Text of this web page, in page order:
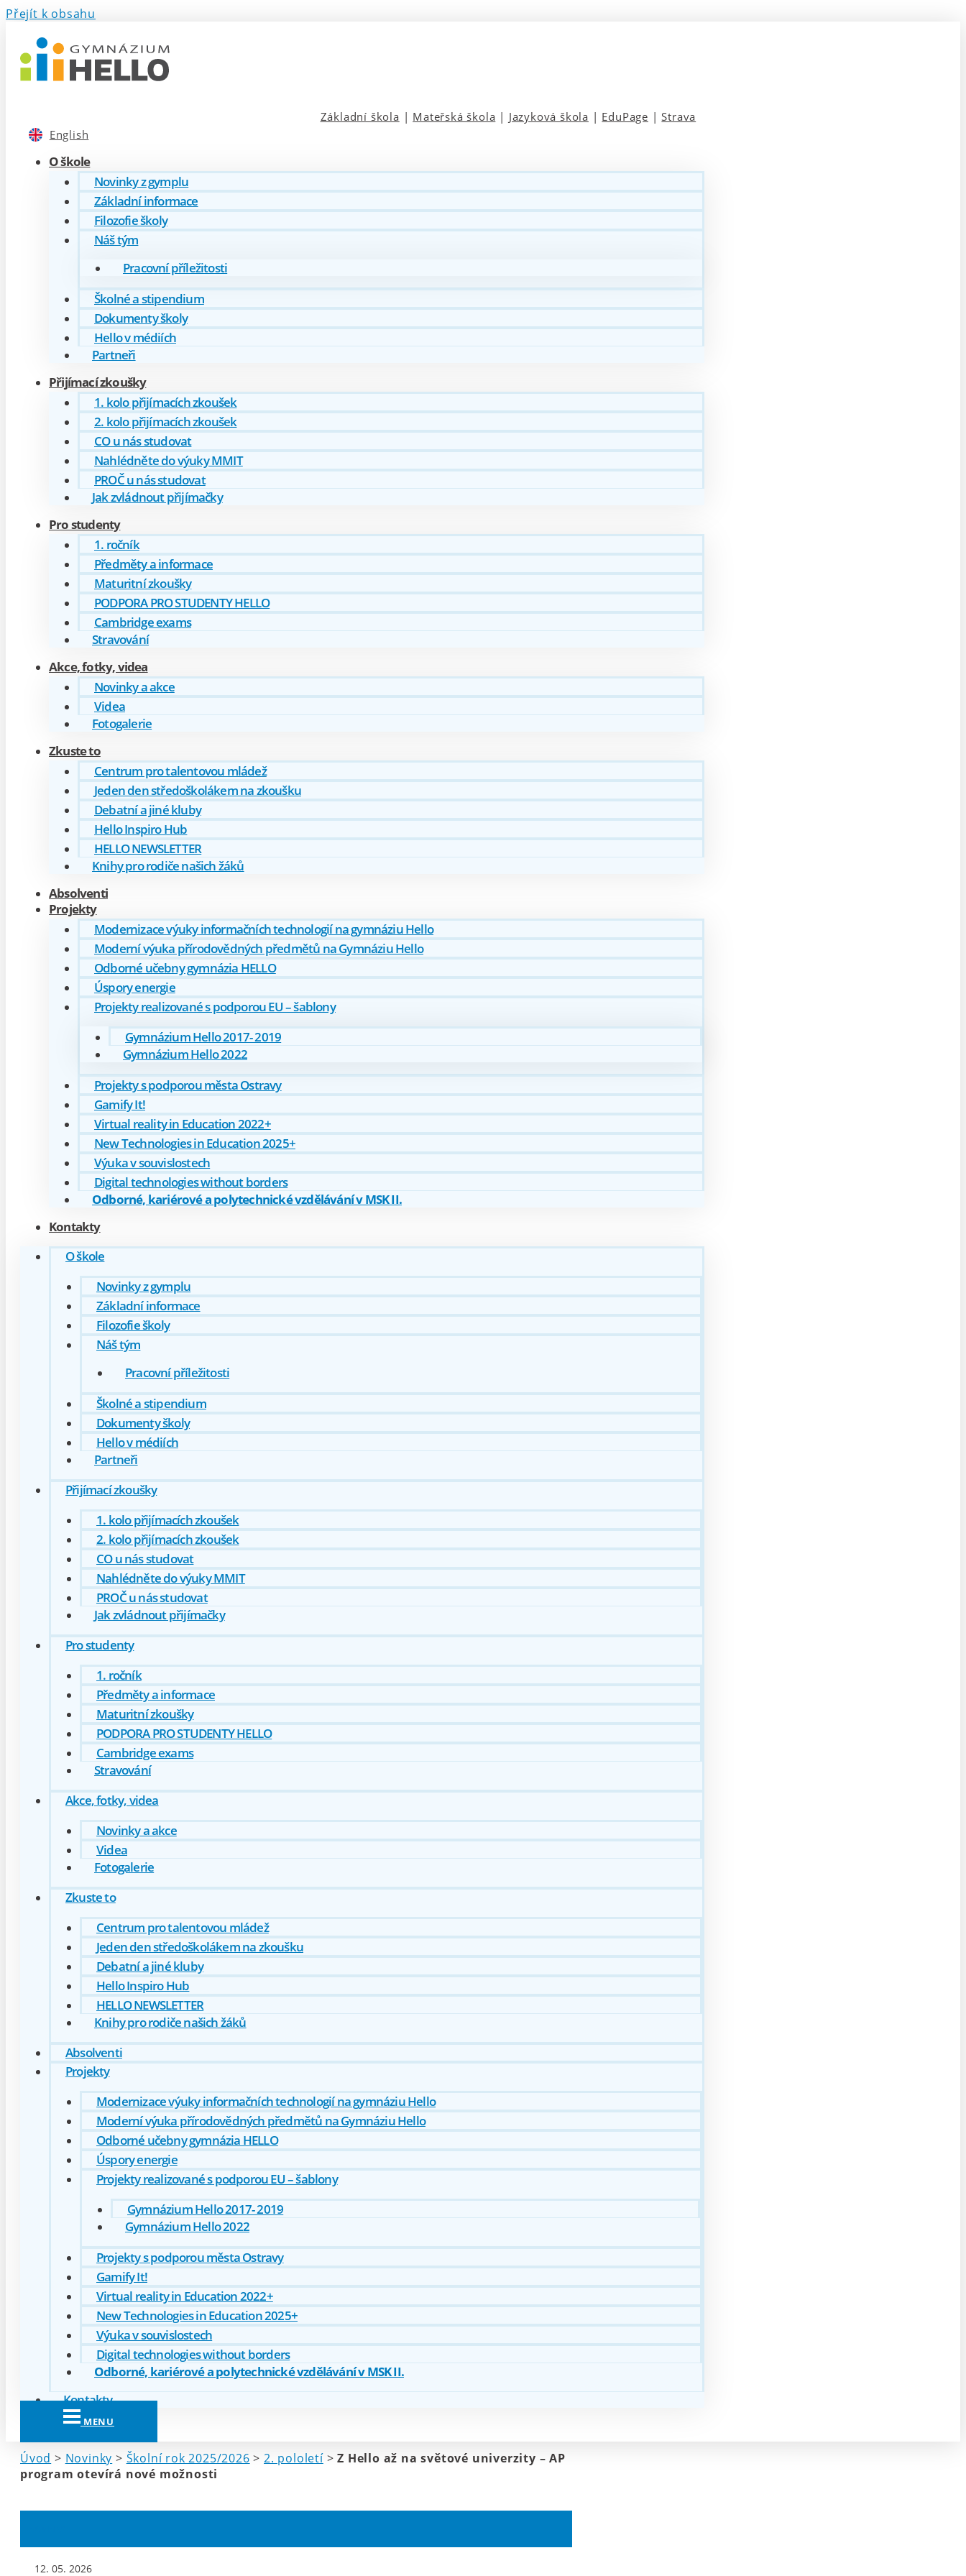
Přejít k obsahu
Základní škola | Mateřská škola | Jazyková škola | EduPage |Strava
English
O škole
Novinky z gymplu
Základní informace
Filozofie školy
Náš tým
Pracovní příležitosti
Školné a stipendium
Dokumenty školy
Hello v médiích
Partneři
Přijímací zkoušky
1. kolo přijímacích zkoušek
2. kolo přijímacích zkoušek
CO u nás studovat
Nahlédněte do výuky MMIT
PROČ u nás studovat
Jak zvládnout přijímačky
Pro studenty
1. ročník
Předměty a informace
Maturitní zkoušky
PODPORA PRO STUDENTY HELLO
Cambridge exams
Stravování
Akce, fotky, videa
Novinky a akce
Videa
Fotogalerie
Zkuste to
Centrum pro talentovou mládež
Jeden den středoškolákem na zkoušku
Debatní a jiné kluby
Hello Inspiro Hub
HELLO NEWSLETTER
Knihy pro rodiče našich žáků
Absolventi
Projekty
Modernizace výuky informačních technologií na gymnáziu Hello
Moderní výuka přírodovědných předmětů na Gymnáziu Hello
Odborné učebny gymnázia HELLO
Úspory energie
Projekty realizované s podporou EU – šablony
Gymnázium Hello 2017- 2019
Gymnázium Hello 2022
Projekty s podporou města Ostravy
Gamify It!
Virtual reality in Education 2022+
New Technologies in Education 2025+
Výuka v souvislostech
Digital technologies without borders
Odborné, kariérové a polytechnické vzdělávání v MSK II.
Kontakty
O škole
Novinky z gymplu
Základní informace
Filozofie školy
Náš tým
Pracovní příležitosti
Školné a stipendium
Dokumenty školy
Hello v médiích
Partneři
Přijímací zkoušky
1. kolo přijímacích zkoušek
2. kolo přijímacích zkoušek
CO u nás studovat
Nahlédněte do výuky MMIT
PROČ u nás studovat
Jak zvládnout přijímačky
Pro studenty
1. ročník
Předměty a informace
Maturitní zkoušky
PODPORA PRO STUDENTY HELLO
Cambridge exams
Stravování
Akce, fotky, videa
Novinky a akce
Videa
Fotogalerie
Zkuste to
Centrum pro talentovou mládež
Jeden den středoškolákem na zkoušku
Debatní a jiné kluby
Hello Inspiro Hub
HELLO NEWSLETTER
Knihy pro rodiče našich žáků
Absolventi
Projekty
Modernizace výuky informačních technologií na gymnáziu Hello
Moderní výuka přírodovědných předmětů na Gymnáziu Hello
Odborné učebny gymnázia HELLO
Úspory energie
Projekty realizované s podporou EU – šablony
Gymnázium Hello 2017- 2019
Gymnázium Hello 2022
Projekty s podporou města Ostravy
Gamify It!
Virtual reality in Education 2022+
New Technologies in Education 2025+
Výuka v souvislostech
Digital technologies without borders
Odborné, kariérové a polytechnické vzdělávání v MSK II.
Kontakty
MENU
Úvod > Novinky > Školní rok 2025/2026 >2. pololetí>Z Hello až na světové univerzity – AP
program otevírá nové možnosti
12. 05. 2026